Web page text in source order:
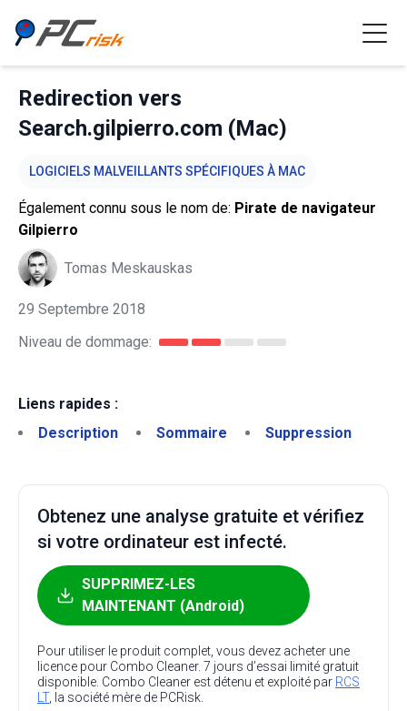
Redirection vers
Search.gilpierro.com (Mac)
LOGICIELS MALVEILLANTS SPÉCIFIQUES À MAC
Également connu sous le nom de: Pirate de navigateur
Gilpierro
Tomas Meskauskas
29 Septembre 2018
Niveau de dommage:
Liens rapides :
Description
Sommaire Suppression
Obtenez une analyse gratuite et vérifiez
si votre ordinateur est infecté.
SUPPRIMEZ-LES
MAINTENANT (Android)
Pour utiliser le produit complet, vous devez acheter une
licence pour Combo Cleaner. 7 jours d’essai limité gratuit
disponible. Combo Cleaner est détenu et exploité par RCS
LT, la société mère de PCRisk.